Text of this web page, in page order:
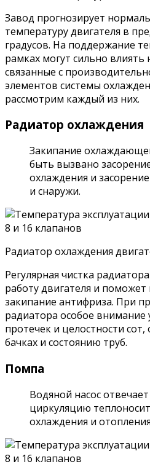
Завод прогнозирует
температуру двигателя в
градусов. На поддержание
рамках могут сильно
связанные с
элементов системы
рассмотрим каждый из них.
Радиатор охлаждения
Закипание
быть вызвано
охлаждения и
и снаружи.
Радиатор охлаждения
Регулярная чистка
работу двигателя и
закипание антифриза. При
радиатора особое
протечек и целостности
бачках и состоянию труб.
Помпа
Водяной насос
циркуляцию
охлаждения и